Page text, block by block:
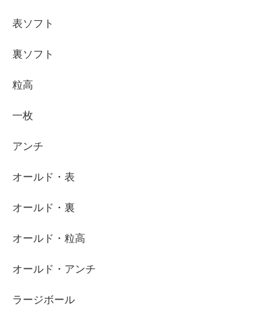
表ソフト
裏ソフト
粒高
一枚
アンチ
オールド・表
オールド・裏
オールド・粒高
オールド・アンチ
ラージボール